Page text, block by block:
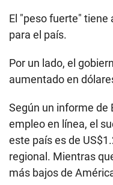
El "peso fuerte"
para el país.
Por un lado, el
aumentado en
Según un informe de
empleo en línea, el
este país es de
regional. Mientras
más bajos de